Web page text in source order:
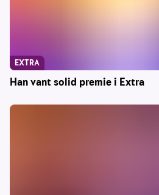
Han vant solid premie i Extra
EXTRA